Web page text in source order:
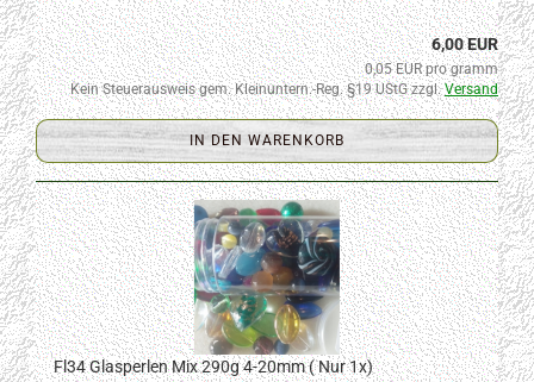
6,00 EUR
0,05 EUR pro gramm
Kein Steuerausweis gem. Kleinuntern.-Reg. §19 UStG zzgl.Versand
IN DEN WARENKORB
Fl34 Glasperlen Mix 290g 4-20mm ( Nur 1x)